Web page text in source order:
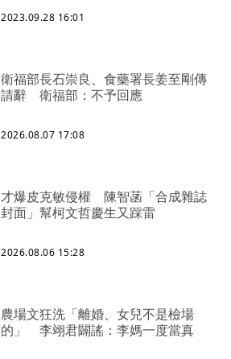
2023.09.28 16:01
衛福部長石崇良、食藥署長姜至剛傳
請辭 衛福部：不予回應
2026.08.07 17:08
才爆皮克敏侵權 陳智菡「合成雜誌
封面」幫柯文哲慶生又踩雷
2026.08.06 15:28
農場文狂洗「離婚、女兒不是檢場
的」 李翊君闢謠：李媽一度當真